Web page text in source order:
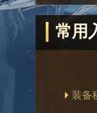
常用
装备